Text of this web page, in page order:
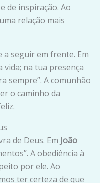
de inspiração. Ao
relação mais
a seguir em frente. Em
vida; na tua presença
sempre”. A comunhão
o caminho da
de Deus. Em João
A obediência à
por ele. Ao
ter certeza de que